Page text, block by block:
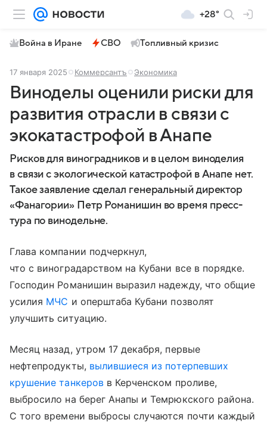
+28°
Война в Иране СВО Топливный кризис
17 января 2025 Коммерсантъ Экономика
Виноделы оценили риски для
развития отрасли в связи с
экокатастрофой в Анапе
Рисков для виноградников и в целом виноделия
в связи с экологической катастрофой в Анапе нет.
Такое заявление сделал генеральный директор
«Фанагории» Петр Романишин во время пресс-
тура по винодельне.
Глава компании подчеркнул,
что с виноградарством на Кубани все в порядке.
Господин Романишин выразил надежду, что общие
усилия МЧС и оперштаба Кубани позволят
улучшить ситуацию.
Месяц назад, утром 17 декабря, первые
нефтепродукты, вылившиеся из потерпевших
крушение танкеровв Керченском проливе,
выбросило на берег Анапы и Темрюкского района.
С того времени выбросы случаются почти каждый